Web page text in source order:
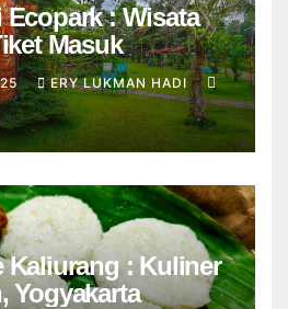
: Wisata
Masuk
ERY LUKMAN HADI
Kaliurang : Kuliner
Yogyakarta